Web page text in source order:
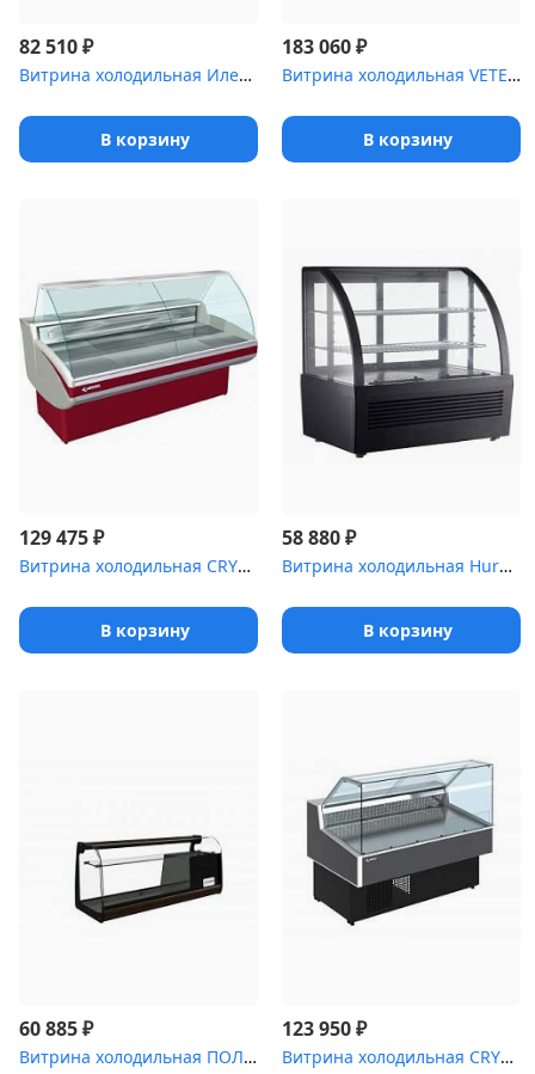
82 510₽
Витрина холодильная Илеть ,5 Cube [ВХС-1 (динамика)]
В корзину
183 060₽
Витрина холодильная VETE OF 90
В корзину
129 475₽
Витрина холодильная CRYSPI Gamma-2 1800
В корзину
58 880₽
Витрина холодильная Hurakan [HKN-LPD100]
В корзину
60 885₽
Витрина холодильная ПОЛЮС Carboma ,0 XL [ВХСв-1]
123 950₽
Витрина холодильная CRYSPI ВПС Octava Q 1800 [(RAL 7016)]